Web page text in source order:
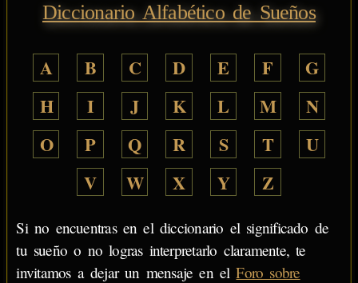
Diccionario Alfabético de Sueños
A B C D E F
G
H
I J K L M
N
O
P Q R S T
U
V
W X Y Z
Si no encuentras en el diccionario el significado de
tu sueño o no logras interpretarlo claramente, te
invitamos a dejar un mensaje en elForo sobre